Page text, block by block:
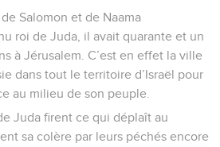
Salomon et de Naama
roi de Juda, il avait quarante et un
à Jérusalem. C’est en effet la ville
dans tout le territoire d’Israël pour
au milieu de son peuple.
Juda firent ce qui déplaît au
sa colère par leurs péchés encore